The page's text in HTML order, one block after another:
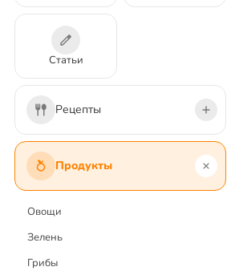
Статьи
Рецепты
Первые блюда
Вторые блюда
Салаты
Напитки и коктейли
Соусы и заправки
Продукты
Овощи
Зелень
Грибы